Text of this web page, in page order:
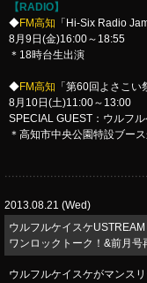
【RADIO】
◆FM高知 「Hi-Six Radio Jam
8月9日(金)16:00～18:55
＊18時台生出演
◆FM高知 「第60回よさこ
8月10日(土)11:00～13:00
SPECIAL GUEST：ウルフ
＊高知市中央公園特設ブー
2013.08.21 (Wed)
ウルフルケイスケ
ワンロックトーク！&前月号
ウルフルケイスケがマンス